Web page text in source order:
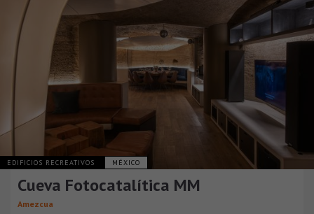
EDIFICIOS RECREATIVOS MÉXICO
Cueva Fotocatalítica MM
Amezcua